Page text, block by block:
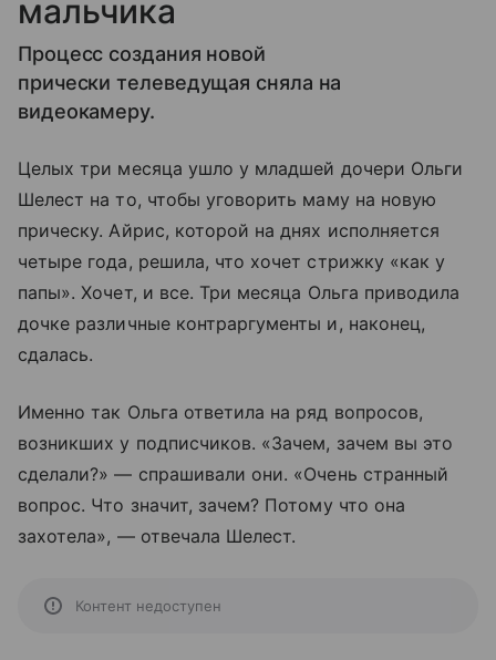
мальчика
Процесс создания новой
прически телеведущая сняла на
видеокамеру.
Целых три месяца ушло у младшей дочери Ольги
Шелест на то, чтобы уговорить маму на новую
прическу. Айрис, которой на днях исполняется
четыре года, решила, что хочет стрижку «как у
папы». Хочет, и все. Три месяца Ольга приводила
дочке различные контраргументы и, наконец,
сдалась.
Именно так Ольга ответила на ряд вопросов,
возникших у подписчиков. «Зачем, зачем вы это
сделали?» — спрашивали они. «Очень странный
вопрос. Что значит, зачем? Потому что она
захотела», — отвечала Шелест.
Контент недоступен